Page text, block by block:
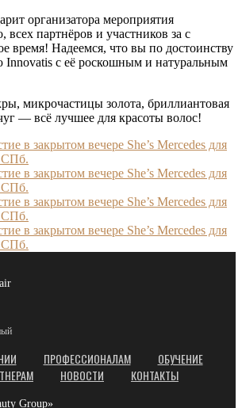
организатора мероприятия
партнёров и участников за с
время! Надеемся, что вы по достоинству
Innovatis с её роскошным и натуральным
микрочастицы золота, бриллиантовая
— всё лучшее для красоты волос!
ПРОФЕССИОНАЛАМ
ОБУЧЕНИЕ
НОВОСТИ КОНТАКТЫ
Group»